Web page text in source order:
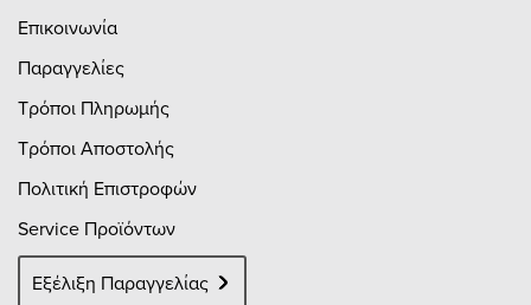
Επικοινωνία
Παραγγελίες
Τρόποι Πληρωμής
Τρόποι Αποστολής
Πολιτική Επιστροφών
Service Προϊόντων
Εξέλιξη Παραγγελίας